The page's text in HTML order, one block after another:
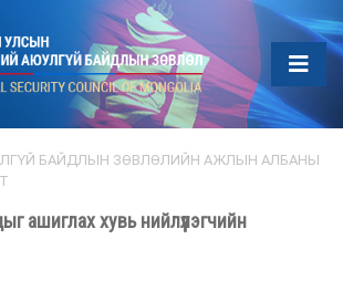
БАЙДЛЫН ЗӨВЛӨЛИЙН АЖЛЫН АЛБАНЫ
ашиглах хувь нийлүүлэгчийн